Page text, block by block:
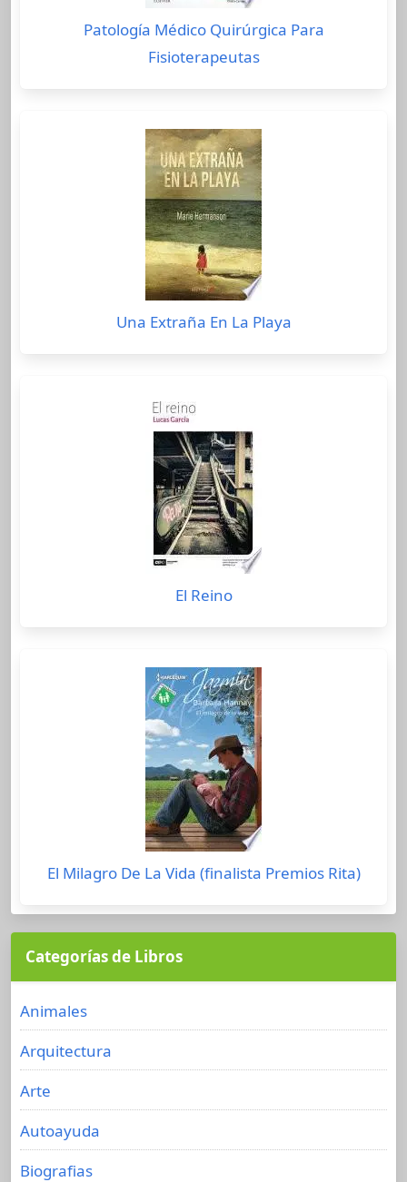
Patología Médico Quirúrgica Para
Fisioterapeutas
Una Extraña En La Playa
El Reino
El Milagro De La Vida (finalista Premios Rita)
Categorías de Libros
Animales
Arquitectura
Arte
Autoayuda
Biografias